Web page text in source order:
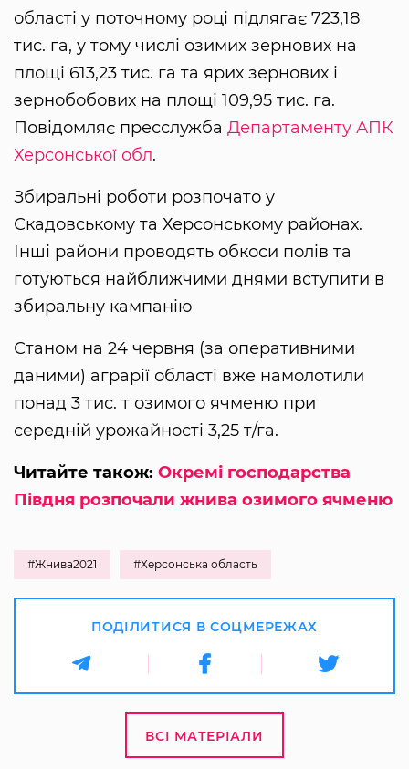
області у поточному році підлягає 723,18
тис. га, у тому числі озимих зернових на
площі 613,23 тис. га та ярих зернових і
зернобобових на площі 109,95 тис. га.
Повідомляє пресслужба Департаменту АПК
Херсонської обл.
Збиральні роботи розпочато у
Скадовському та Херсонському районах.
Інші райони проводять обкоси полів та
готуються найближчими днями вступити в
збиральну кампанію
Станом на 24 червня (за оперативними
даними) аграрії області вже намолотили
понад 3 тис. т озимого ячменю при
середній урожайності 3,25 т/га.
Читайте також: Окремі господарства
Півдня розпочали жнива озимого ячменю
#Жнива2021 #Херсонська область
ПОДІЛИТИСЯ В СОЦМЕРЕЖАХ
ВСІ МАТЕРІАЛИ